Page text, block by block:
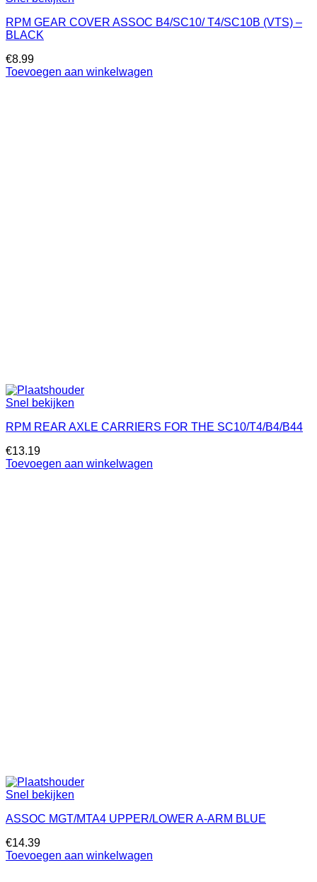
RPM GEAR COVER ASSOC B4/SC10/ T4/SC10B (VTS) –
BLACK
€8.99
Toevoegen aan winkelwagen
Snel bekijken
RPM REAR AXLE CARRIERS FOR THE SC10/T4/B4/B44
€13.19
Toevoegen aan winkelwagen
Snel bekijken
ASSOC MGT/MTA4 UPPER/LOWER A-ARM BLUE
€14.39
Toevoegen aan winkelwagen